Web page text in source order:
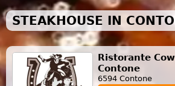
STEAKHOUSE IN
Ristorante
Contone
6594 Contone